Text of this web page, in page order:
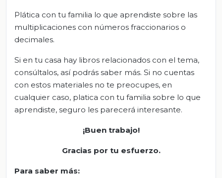
Plática con tu familia lo que aprendiste sobre las
multiplicaciones con números fraccionarios o
decimales.
Si en tu casa hay libros relacionados con el tema,
consúltalos, así podrás saber más. Si no cuentas
con estos materiales no te preocupes, en
cualquier caso, platica con tu familia sobre lo que
aprendiste, seguro les parecerá interesante.
¡Buen trabajo!
Gracias por tu esfuerzo.
Para saber más: